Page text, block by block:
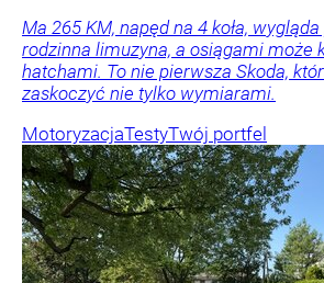
Ma 265 KM, napęd na 4 koła,
rodzinna limuzyna, a osiągami może
hatchami. To nie pierwsza Skoda,
zaskoczyć nie tylko wymiarami.
MotoryzacjaTestyTwój portfel